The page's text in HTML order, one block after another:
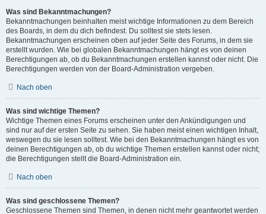
Was sind Bekanntmachungen?
Bekanntmachungen beinhalten meist wichtige Informationen zu dem Bereich
des Boards, in dem du dich befindest. Du solltest sie stets lesen.
Bekanntmachungen erscheinen oben auf jeder Seite des Forums, in dem sie
erstellt wurden. Wie bei globalen Bekanntmachungen hängt es von deinen
Berechtigungen ab, ob du Bekanntmachungen erstellen kannst oder nicht. Die
Berechtigungen werden von der Board-Administration vergeben.
Nach oben
Was sind wichtige Themen?
Wichtige Themen eines Forums erscheinen unter den Ankündigungen und
sind nur auf der ersten Seite zu sehen. Sie haben meist einen wichtigen Inhalt,
weswegen du sie lesen solltest. Wie bei den Bekanntmachungen hängt es von
deinen Berechtigungen ab, ob du wichtige Themen erstellen kannst oder nicht;
die Berechtigungen stellt die Board-Administration ein.
Nach oben
Was sind geschlossene Themen?
Geschlossene Themen sind Themen, in denen nicht mehr geantwortet werden